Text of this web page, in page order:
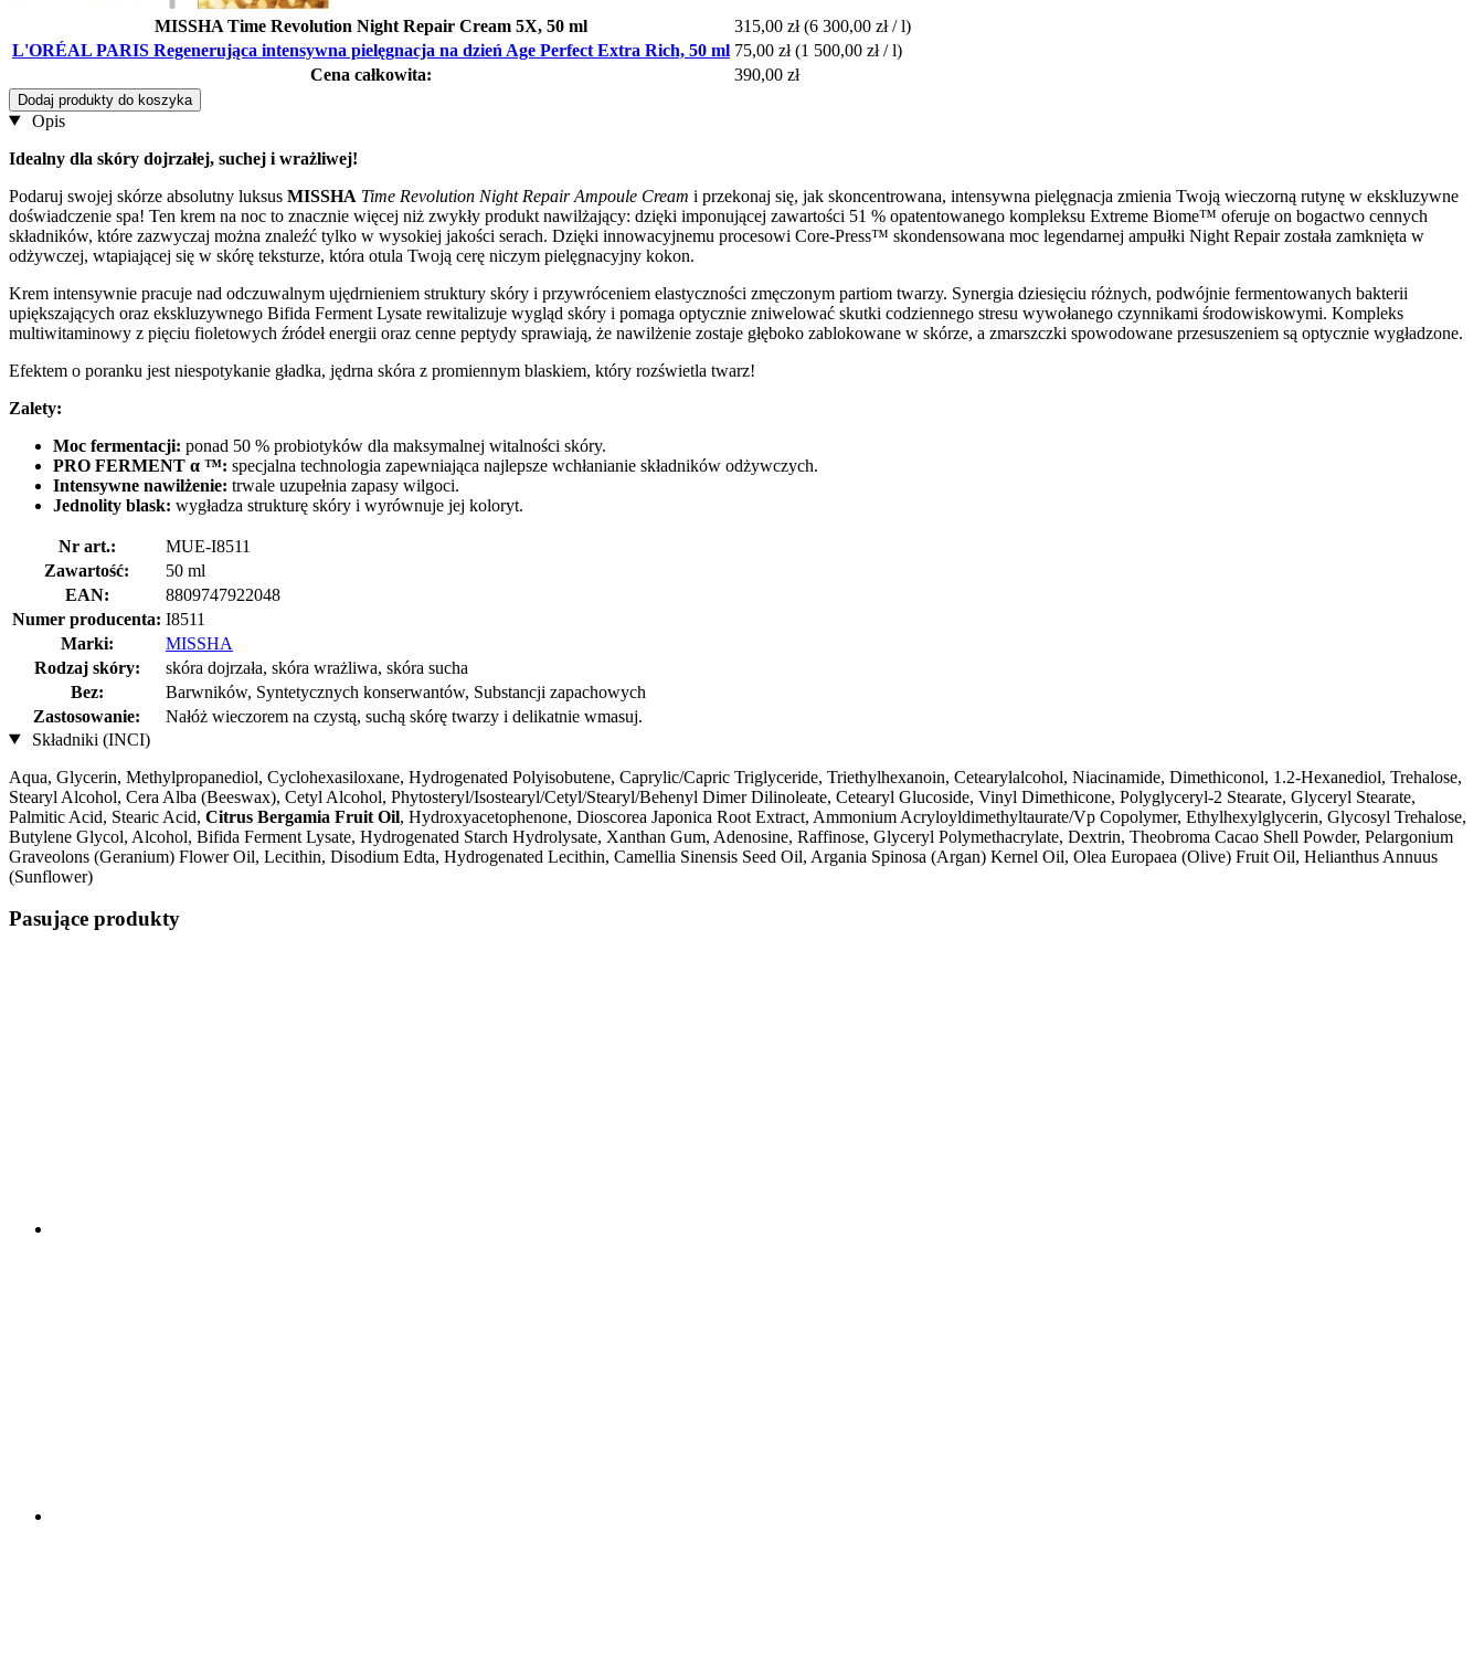
MISSHA Time Revolution Night Repair Cream 5X, 50 ml 315,00 zł (6 300,00 zł / l)
L'ORÉAL PARIS Regenerująca intensywna pielęgnacja na dzień Age Perfect Extra Rich, 50 ml 75,00 zł (1 500,00 zł / l)
Cena całkowita:
390,00 zł
Dodaj produkty do koszyka
Opis
Idealny dla skóry dojrzałej, suchej i wrażliwej!
Podaruj swojej skórze absolutny luksus MISSHA Time Revolution Night Repair Ampoule Cream i przekonaj się, jak skoncentrowana, intensywna pielęgnacja zmienia Twoją wieczorną rutynę w ekskluzywne
doświadczenie spa! Ten krem na noc to znacznie więcej niż zwykły produkt nawilżający: dzięki imponującej zawartości 51 % opatentowanego kompleksu Extreme Biome™ oferuje on bogactwo cennych
składników, które zazwyczaj można znaleźć tylko w wysokiej jakości serach. Dzięki innowacyjnemu procesowi Core-Press™ skondensowana moc legendarnej ampułki Night Repair została zamknięta w
odżywczej, wtapiającej się w skórę teksturze, która otula Twoją cerę niczym pielęgnacyjny kokon.
Krem intensywnie pracuje nad odczuwalnym ujędrnieniem struktury skóry i przywróceniem elastyczności zmęczonym partiom twarzy. Synergia dziesięciu różnych, podwójnie fermentowanych bakterii
upiększających oraz ekskluzywnego Bifida Ferment Lysate rewitalizuje wygląd skóry i pomaga optycznie zniwelować skutki codziennego stresu wywołanego czynnikami środowiskowymi. Kompleks
multiwitaminowy z pięciu fioletowych źródeł energii oraz cenne peptydy sprawiają, że nawilżenie zostaje głęboko zablokowane w skórze, a zmarszczki spowodowane przesuszeniem są optycznie wygładzone.
Efektem o poranku jest niespotykanie gładka, jędrna skóra z promiennym blaskiem, który rozświetla twarz!
Zalety:
Moc fermentacji: ponad 50 % probiotyków dla maksymalnej witalności skóry.
PRO FERMENT α ™: specjalna technologia zapewniająca najlepsze wchłanianie składników odżywczych.
Intensywne nawilżenie: trwale uzupełnia zapasy wilgoci.
Jednolity blask: wygładza strukturę skóry i wyrównuje jej koloryt.
Nr art.:
MUE-I8511
Zawartość:
50 ml
EAN:
8809747922048
Numer producenta: I8511
Marki:
MISSHA
Rodzaj skóry:
skóra dojrzała, skóra wrażliwa, skóra sucha
Bez:
Barwników, Syntetycznych konserwantów, Substancji zapachowych
Zastosowanie:
Nałóż wieczorem na czystą, suchą skórę twarzy i delikatnie wmasuj.
Składniki (INCI)
Aqua, Glycerin, Methylpropanediol, Cyclohexasiloxane, Hydrogenated Polyisobutene, Caprylic/Capric Triglyceride, Triethylhexanoin, Cetearylalcohol, Niacinamide, Dimethiconol, 1.2-Hexanediol, Trehalose,
Stearyl Alcohol, Cera Alba (Beeswax), Cetyl Alcohol, Phytosteryl/Isostearyl/Cetyl/Stearyl/Behenyl Dimer Dilinoleate, Cetearyl Glucoside, Vinyl Dimethicone, Polyglyceryl-2 Stearate, Glyceryl Stearate,
Palmitic Acid, Stearic Acid, Citrus Bergamia Fruit Oil, Hydroxyacetophenone, Dioscorea Japonica Root Extract, Ammonium Acryloyldimethyltaurate/Vp Copolymer, Ethylhexylglycerin, Glycosyl Trehalose,
Butylene Glycol, Alcohol, Bifida Ferment Lysate, Hydrogenated Starch Hydrolysate, Xanthan Gum, Adenosine, Raffinose, Glyceryl Polymethacrylate, Dextrin, Theobroma Cacao Shell Powder, Pelargonium
Graveolons (Geranium) Flower Oil, Lecithin, Disodium Edta, Hydrogenated Lecithin, Camellia Sinensis Seed Oil, Argania Spinosa (Argan) Kernel Oil, Olea Europaea (Olive) Fruit Oil, Helianthus Annuus
(Sunflower)
Pasujące produkty